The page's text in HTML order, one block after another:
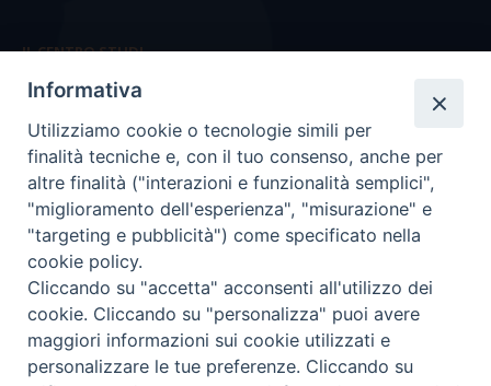
IL CENTRO STUDI
La nostra storia
Statuto
Presidenza e ufficio presidenza
Consiglio scientifico
Coordinamento nazionale
Informativa
Utilizziamo cookie o tecnologie simili per
finalità tecniche e, con il tuo consenso, anche per
altre finalità ("interazioni e funzionalità semplici",
"miglioramento dell'esperienza", "misurazione" e
"targeting e pubblicità") come specificato nella
cookie policy.
Cliccando su "accetta" acconsenti all'utilizzo dei
cookie. Cliccando su "personalizza" puoi avere
maggiori informazioni sui cookie utilizzati e
personalizzare le tue preferenze. Cliccando su